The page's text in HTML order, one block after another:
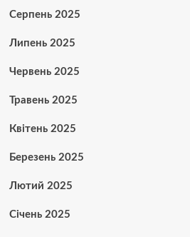
Серпень 2025
Липень 2025
Червень 2025
Травень 2025
Квітень 2025
Березень 2025
Лютий 2025
Січень 2025